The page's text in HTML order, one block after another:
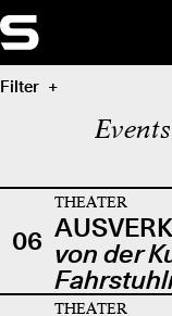
Filter
06
THEATER
von der
THEATER